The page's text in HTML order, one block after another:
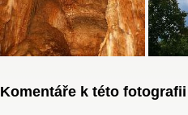
Komentáře k této fotografii